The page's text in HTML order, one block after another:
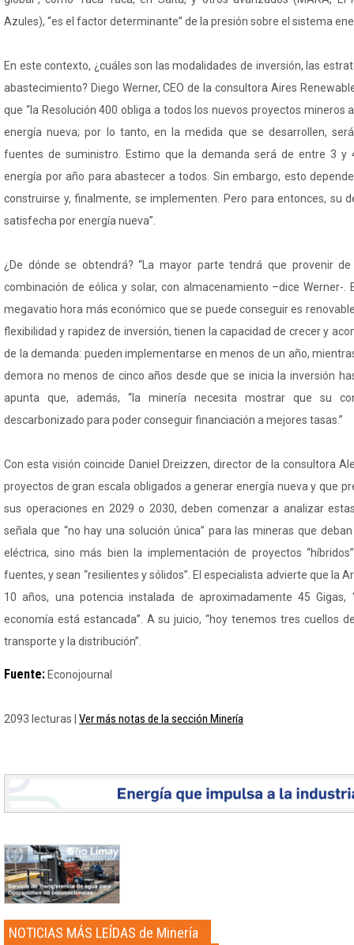
Azules), “es el factor determinante” de la presión sobre el sistema
En este contexto, ¿cuáles son las modalidades de inversión, las
abastecimiento? Diego Werner, CEO de la consultora Aires
que “la Resolución 400 obliga a todos los nuevos proyectos mineros
energía nueva; por lo tanto, en la medida que se desarrollen,
fuentes de suministro. Estimo que la demanda será de entre 3 y
energía por año para abastecer a todos. Sin embargo, esto
construirse y, finalmente, se implementen. Pero para entonces, su
satisfecha por energía nueva”.
¿De dónde se obtendrá? “La mayor parte tendrá que provenir
combinación de eólica y solar, con almacenamiento –dice Werner-.
megavatio hora más económico que se puede conseguir es
flexibilidad y rapidez de inversión, tienen la capacidad de crecer y
de la demanda: pueden implementarse en menos de un año,
demora no menos de cinco años desde que se inicia la inversión
apunta que, además, “la minería necesita mostrar que su
descarbonizado para poder conseguir financiación a mejores tasas.”
Con esta visión coincide Daniel Dreizzen, director de la consultora
proyectos de gran escala obligados a generar energía nueva y que
sus operaciones en 2029 o 2030, deben comenzar a analizar
señala que “no hay una solución única” para las mineras que
eléctrica, sino más bien la implementación de proyectos
fuentes, y sean “resilientes y sólidos”. El especialista advierte que la
10 años, una potencia instalada de aproximadamente 45 Gigas,
economía está estancada”. A su juicio, “hoy tenemos tres cuellos
transporte y la distribución”.
Fuente: Econojournal
2093 lecturas | Ver más notas de la sección Minería
NOTICIAS MÁS LEÍDAS de Minería